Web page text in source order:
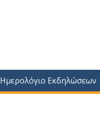
Ημερολόγιο Εκδηλώσεων